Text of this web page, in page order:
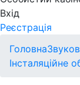
Вхід
Реєстрація
Головна
Інсталяційне